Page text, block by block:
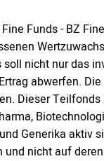
Funds - BZ
nicht nur das
abwerfen.
Dieser
Generika aktiv
und nicht auf